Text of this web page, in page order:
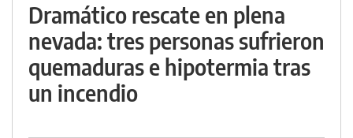
Dramático rescate en plena
nevada: tres personas sufrieron
quemaduras e hipotermia tras
un incendio